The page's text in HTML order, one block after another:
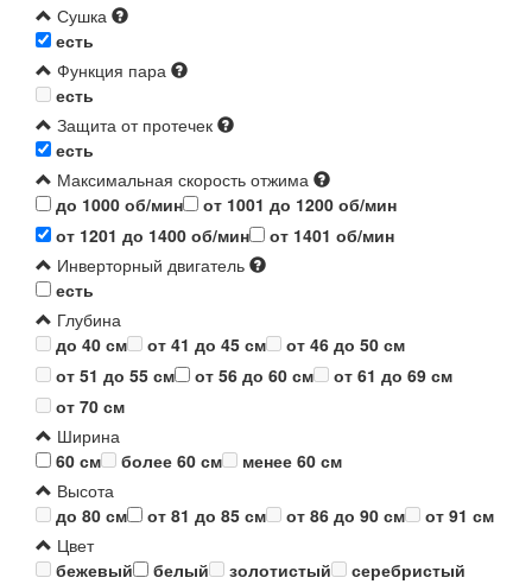
Сушка
есть
Функция пара
есть
Защита от протечек
есть
Максимальная скорость отжима
до 1000 об/мин
от 1001 до 1200 об/мин
от 1201 до 1400 об/мин
от 1401 об/мин
Инверторный двигатель
есть
Глубина
до 40 см
от 41 до 45 см
от 46 до 50 см
от 51 до 55 см
от 56 до 60 см
от 61 до 69 см
от 70 см
Ширина
60 см
более 60 см
менее 60 см
Высота
до 80 см
от 81 до 85 см от 86 до 90 см
от 91 см
Цвет
бежевый
белый золотистый
серебристый